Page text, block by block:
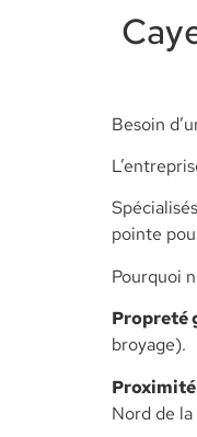
​Besoin
pointe
​Pourquoi
​Propreté
broyage).
​Proximité
Nord de